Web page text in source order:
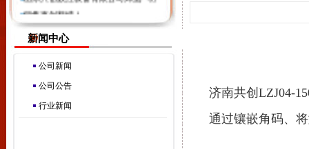
销售再创新绩！
祝贺共创机器新品开发！
新闻中心
公司新闻
公司公告
行业新闻
济南共创LZJ04-
通过镶嵌角码、